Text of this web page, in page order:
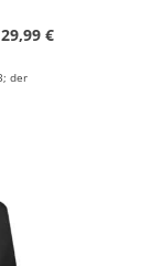
29,99 €
der